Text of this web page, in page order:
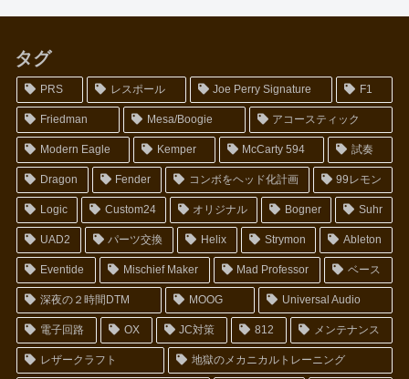
タグ
PRS レスポール Joe Perry Signature F1
Friedman Mesa/Boogie アコースティック
Modern Eagle Kemper McCarty 594 試奏
Dragon Fender コンボをヘッド化計画 99レモン
Logic Custom24 オリジナル Bogner Suhr
UAD2 パーツ交換 Helix Strymon Ableton
Eventide Mischief Maker Mad Professor ベース
深夜の２時間DTM MOOG Universal Audio
電子回路 OX JC対策 812 メンテナンス
レザークラフト 地獄のメカニカルトレーニング